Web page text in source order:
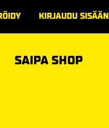
KIRJAUDU SISÄÄN
SAIPA SHOP